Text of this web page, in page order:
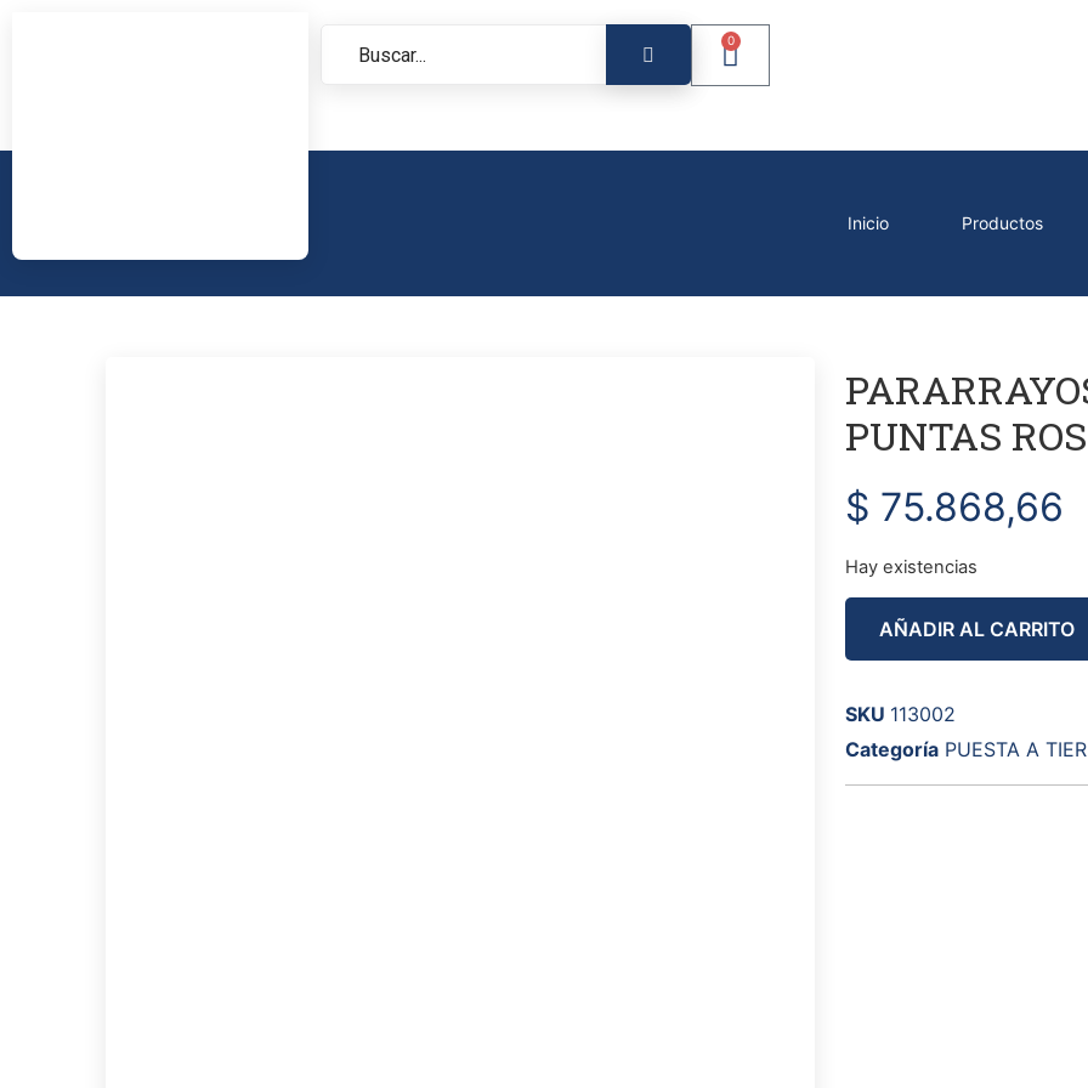
0
Inicio Productos
PUNTAS
$ 75.868,66
Hay existencias
AÑADIR AL CARRITO
SKU 113002
Categoría PUESTA A